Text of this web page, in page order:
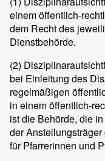
einem öffentlich-
dem Recht des
Dienstbehörde.
(2)
bei Einleitung des
regelmäßigen
in einem öffentlich-
ist die Behörde, die
der
für Pfarrerinnen und